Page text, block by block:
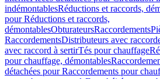
indémontablesRéductions et raccords,
pour Réductions et raccords,
démontablesObturateursRaccordements
RaccordementsDistributeurs avec
avec raccord à sertirTés pour chauffage
pour chauffage, démontables
détachées pour Raccordements pour